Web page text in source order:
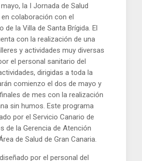
la I Jornada de Salud
colaboración con el
de la Villa de Santa Brígida. El
con la realización de una
y actividades muy diversas
el personal sanitario del
dirigidas a toda la
comienzo el dos de mayo y
de mes con la realización
sin humos. Este programa
por el Servicio Canario de
de la Gerencia de Atención
de Salud de Gran Canaria.
por el personal del